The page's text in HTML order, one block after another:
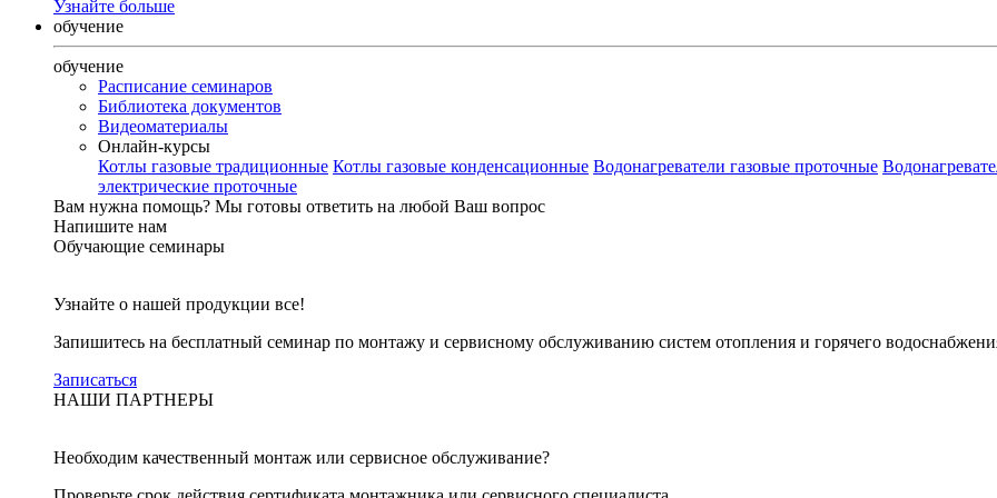
Узнайте больше
обучение
обучение
Расписание семинаров
Библиотека документов
Видеоматериалы
Онлайн-курсы
Котлы газовые традиционные Котлы газовые конденсационные Водонагреватели газовые проточные
электрические проточные
Вам нужна помощь? Мы готовы ответить на любой Ваш вопрос
Напишите нам
Обучающие семинары
Узнайте о нашей продукции все!
Запишитесь на бесплатный семинар по монтажу и сервисному обслуживанию систем отопления и горячего
Записаться
НАШИ ПАРТНЕРЫ
Необходим качественный монтаж или сервисное обслуживание?